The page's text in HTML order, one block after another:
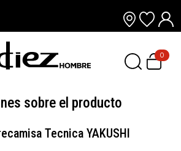
0
sobre el producto
Tecnica YAKUSHI